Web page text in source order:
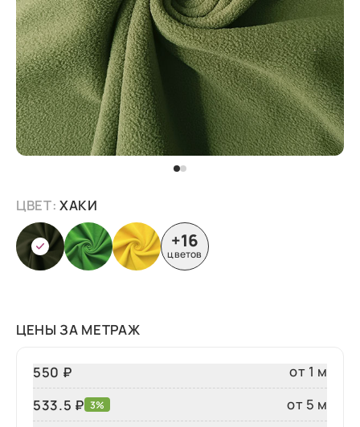
ЦВЕТ:ХАКИ
+16
цветов
ЦЕНЫ ЗА МЕТРАЖ
550 ₽
от 1 м
533.5 ₽ 3%
от 5 м